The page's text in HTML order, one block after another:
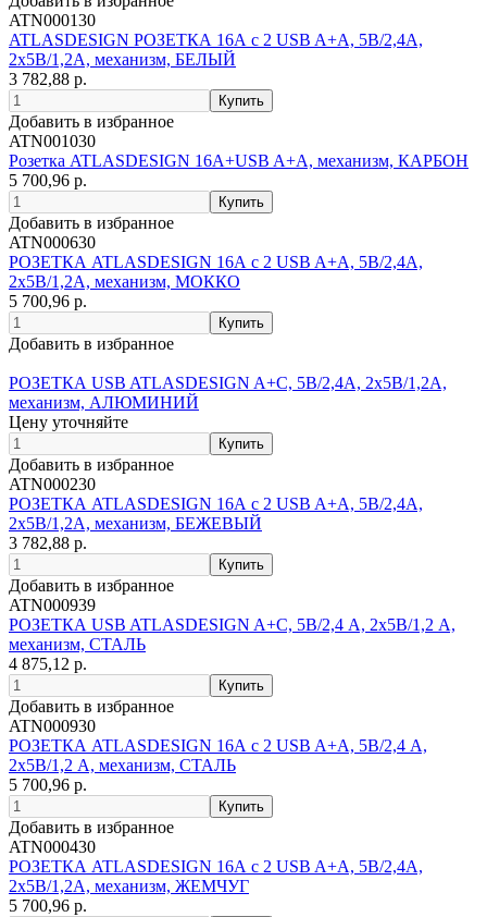
ATN000130
ATLASDESIGN РОЗЕТКА 16А с 2 USB A+A, 5В/2,4А,
2х5В/1,2А, механизм, БЕЛЫЙ
3 782,88 р.
Добавить в избранное
ATN001030
Розетка ATLASDESIGN 16А+USB A+A, механизм, КАРБОН
5 700,96 р.
Добавить в избранное
ATN000630
РОЗЕТКА ATLASDESIGN 16А c 2 USB A+A, 5В/2,4А,
2х5В/1,2А, механизм, МОККО
5 700,96 р.
Добавить в избранное
РОЗЕТКА USB ATLASDESIGN A+С, 5В/2,4А, 2х5В/1,2А,
механизм, АЛЮМИНИЙ
Цену уточняйте
Добавить в избранное
ATN000230
РОЗЕТКА ATLASDESIGN 16А c 2 USB A+A, 5В/2,4А,
2х5В/1,2А, механизм, БЕЖЕВЫЙ
3 782,88 р.
Добавить в избранное
ATN000939
РОЗЕТКА USB ATLASDESIGN A+С, 5В/2,4 А, 2х5В/1,2 А,
механизм, СТАЛЬ
4 875,12 р.
Добавить в избранное
ATN000930
РОЗЕТКА ATLASDESIGN 16А c 2 USB A+A, 5В/2,4 А,
2х5В/1,2 А, механизм, СТАЛЬ
5 700,96 р.
Добавить в избранное
ATN000430
РОЗЕТКА ATLASDESIGN 16А c 2 USB A+A, 5В/2,4А,
2х5В/1,2А, механизм, ЖЕМЧУГ
5 700,96 р.